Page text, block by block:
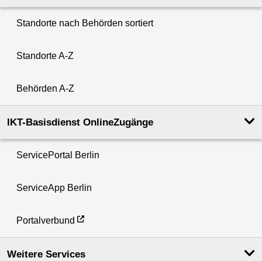
Standorte nach Behörden sortiert
Standorte A-Z
Behörden A-Z
IKT-Basisdienst OnlineZugänge
ServicePortal Berlin
ServiceApp Berlin
Portalverbund
Weitere Services